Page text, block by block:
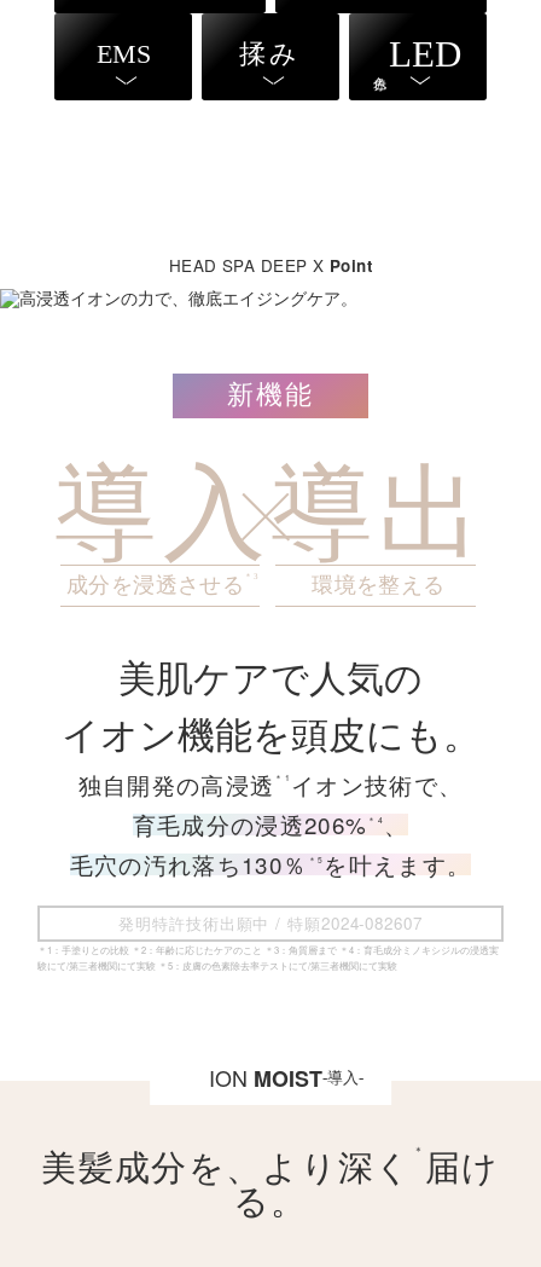
EMS 揉み LED
HEAD SPA DEEP X Point
新機能
導入
成分を浸透させる ＊3
導出
環境を整える
＊1：手塗りとの比較 ＊2：年齢に応じたケアのこと ＊3：角質層まで ＊4：育毛成分ミノキシジルの浸透実
験にて/第三者機関にて実験 ＊5：皮膚の色素除去率テストにて/第三者機関にて実験
発明特許技術出願中 / 特願2024-082607
美肌ケアで人気の
イオン機能を頭皮にも。
独自開発の高浸透 ＊1 イオン技術で、
育毛成分の浸透206% ＊4、
毛穴の汚れ落ち130％ ＊5を叶えます。
ION MOIST-導入-
美髪成分を、 より深く ＊
届け
る。